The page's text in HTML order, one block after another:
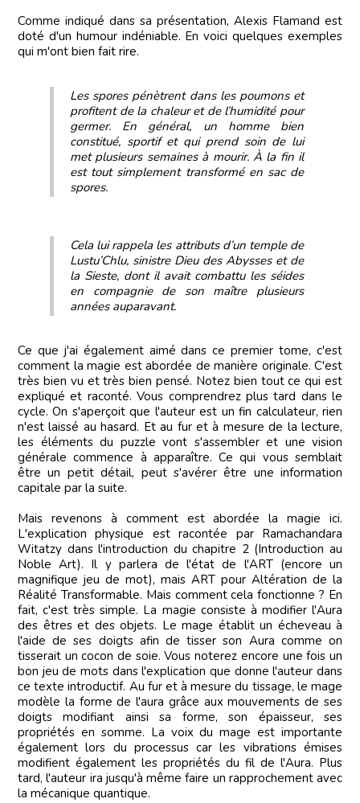
Comme indiqué dans sa présentation, Alexis Flamand est
doté d'un humour indéniable. En voici quelques exemples
qui m'ont bien fait rire.
Les spores pénètrent dans les poumons et
profitent de la chaleur et de l’humidité pour
germer. En général, un homme bien
constitué, sportif et qui prend soin de lui
met plusieurs semaines à mourir. À la fin il
est tout simplement transformé en sac de
spores.
Cela lui rappela les attributs d’un temple de
Lustu’Chlu, sinistre Dieu des Abysses et de
la Sieste, dont il avait combattu les séides
en compagnie de son maître plusieurs
années auparavant.
Ce que j'ai également aimé dans ce premier tome, c'est
comment la magie est abordée de manière originale. C'est
très bien vu et très bien pensé. Notez bien tout ce qui est
expliqué et raconté. Vous comprendrez plus tard dans le
cycle. On s'aperçoit que l'auteur est un fin calculateur, rien
n'est laissé au hasard. Et au fur et à mesure de la lecture,
les éléments du puzzle vont s'assembler et une vision
générale commence à apparaître. Ce qui vous semblait
être un petit détail, peut s'avérer être une information
capitale par la suite.
Mais revenons à comment est abordée la magie ici.
L'explication physique est racontée par Ramachandara
Witatzy dans l'introduction du chapitre 2 (Introduction au
Noble Art). Il y parlera de l'état de l'ART (encore un
magnifique jeu de mot), mais ART pour Altération de la
Réalité Transformable. Mais comment cela fonctionne ? En
fait, c'est très simple. La magie consiste à modifier l'Aura
des êtres et des objets. Le mage établit un écheveau à
l'aide de ses doigts afin de tisser son Aura comme on
tisserait un cocon de soie. Vous noterez encore une fois un
bon jeu de mots dans l'explication que donne l'auteur dans
ce texte introductif. Au fur et à mesure du tissage, le mage
modèle la forme de l'aura grâce aux mouvements de ses
doigts modifiant ainsi sa forme, son épaisseur, ses
propriétés en somme. La voix du mage est importante
également lors du processus car les vibrations émises
modifient également les propriétés du fil de l'Aura. Plus
tard, l'auteur ira jusqu'à même faire un rapprochement avec
la mécanique quantique.